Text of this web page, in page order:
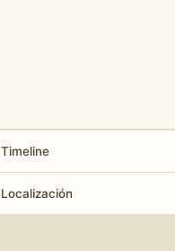
Timeline
Localización